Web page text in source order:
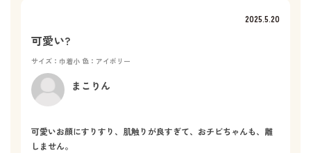
2025.5.20
可愛い?
サイズ：巾着小 色：アイボリー
まこりん
可愛いお顔にすりすり、肌触りが良すぎて、おチビちゃんも、離
しません。